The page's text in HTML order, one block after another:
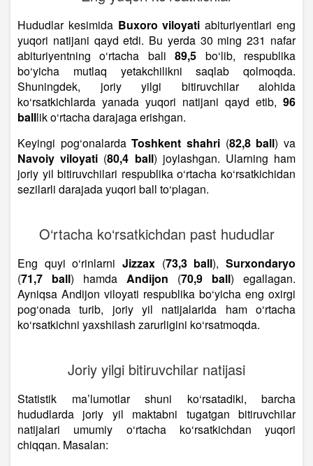
Hududlar kesimida Buxoro viloyati abituriyentlari eng
yuqori natijani qayd etdi. Bu yerda 30 ming 231 nafar
abituriyentning o‘rtacha bali89,5 bo‘lib, respublika
bo‘yicha mutlaq yetakchilikni saqlab qolmoqda.
Shuningdek, joriy yilgi bitiruvchilar alohida
ko‘rsatkichlarda yanada yuqori natijani qayd etib, 96
balllik o‘rtacha darajaga erishgan.
Keyingi pog‘onalardaToshkent shahri (82,8 ball) va
Navoiy viloyati (80,4 ball) joylashgan. Ularning ham
joriy yil bitiruvchilari respublika o‘rtacha ko‘rsatkichidan
sezilarli darajada yuqori ball to‘plagan.
O‘rtacha ko‘rsatkichdan past hududlar
Eng quyi o‘rinlarni Jizzax (73,3 ball),Surxondaryo
(71,7 ball) hamda Andijon (70,9 ball) egallagan.
Ayniqsa Andijon viloyati respublika bo‘yicha eng oxirgi
pog‘onada turib, joriy yil natijalarida ham o‘rtacha
ko‘rsatkichni yaxshilash zarurligini ko‘rsatmoqda.
Joriy yilgi bitiruvchilar natijasi
Statistik ma’lumotlar shuni ko‘rsatadiki, barcha
hududlarda joriy yil maktabni tugatgan bitiruvchilar
natijalari umumiy o‘rtacha ko‘rsatkichdan yuqori
chiqqan. Masalan: